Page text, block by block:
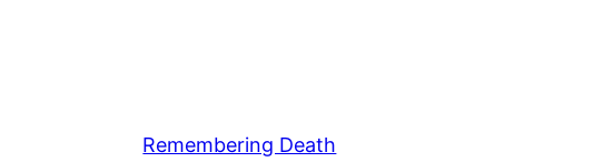
Remembering Death